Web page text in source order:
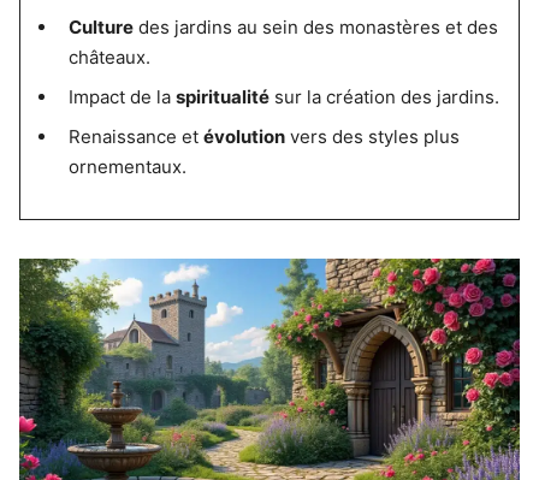
Culturedes jardins au sein des monastères et des
châteaux.
Impact de la spiritualitésur la création des jardins.
Renaissance et évolutionvers des styles plus
ornementaux.